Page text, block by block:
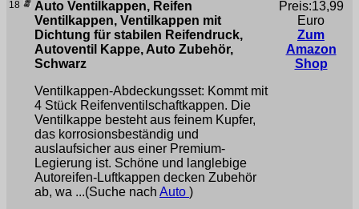
18
Auto Ventilkappen, Reifen
Ventilkappen, Ventilkappen mit
Dichtung für stabilen Reifendruck,
Autoventil Kappe, Auto Zubehör,
Schwarz
Ventilkappen-Abdeckungsset: Kommt mit
4 Stück Reifenventilschaftkappen. Die
Ventilkappe besteht aus feinem Kupfer,
das korrosionsbeständig und
auslaufsicher aus einer Premium-
Legierung ist. Schöne und langlebige
Autoreifen-Luftkappen decken Zubehör
ab, wa ...(Suche nach Auto )
Preis:13,99
Euro
Zum
Amazon
Shop